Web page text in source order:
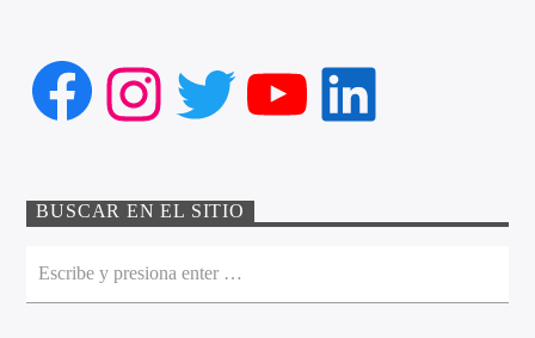
Facebook
Instagram
Twitter
YouTube
LinkedIn
BUSCAR EN EL SITIO